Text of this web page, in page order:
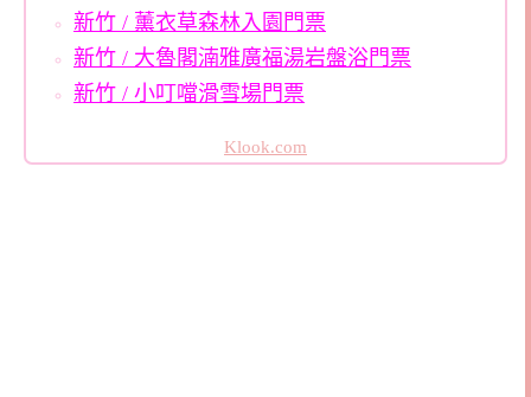
新竹 / 薰衣草森林入園門票
新竹 / 大魯閣湳雅廣福湯岩盤浴門票
新竹 / 小叮噹滑雪場門票
Klook.com